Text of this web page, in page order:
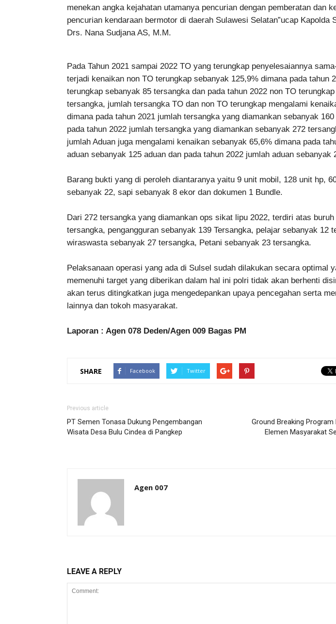
menekan angka kejahatan utamanya pencurian dengan pemberatan dan
pencurian kendaraan bermotor di daerah Sulawesi Selatan”ucap Kapolda
Drs. Nana Sudjana AS, M.M.
Pada Tahun 2021 sampai 2022 TO yang terungkap penyelesaiannya
terjadi kenaikan non TO terungkap sebanyak 125,9% dimana pada tahun
terungkap sebanyak 85 tersangka dan pada tahun 2022 non TO
tersangka, jumlah tersangka TO dan non TO terungkap mengalami
dimana pada tahun 2021 jumlah tersangka yang diamankan sebanyak
pada tahun 2022 jumlah tersangka yang diamankan sebanyak 272
jumlah Aduan juga mengalami kenaikan sebanyak 65,6% dimana pada
aduan sebanyak 125 aduan dan pada tahun 2022 jumlah aduan sebanyak
Barang bukti yang di peroleh diantaranya yaitu 9 unit mobil, 128 unit hp,
sebanyak 22, sapi sebanyak 8 ekor dan dokumen 1 Bundle.
Dari 272 tersangka yang diamankan ops sikat lipu 2022, terdiri atas
tersangka, pengangguran sebanyak 139 Tersangka, pelajar sebanyak 12
wiraswasta sebanyak 27 tersangka, Petani sebanyak 23 tersangka.
Pelaksanaan operasi yang ada di Sulsel sudah dilakukan secara optimal
memenuhi target yang diberikan dalam hal ini polri tidak akan berhenti
akan terus ditingkatkan juga mengedepankan upaya pencegahan serta
lainnya dan tokoh masyarakat.
Laporan : Agen 078 Deden/Agen 009 Bagas PM
SHARE Facebook Twitter
Previous article
PT Semen Tonasa Dukung Pengembangan
Wisata Desa Bulu Cindea di Pangkep
Ground Breaking Program
Elemen Masyarakat
Agen 007
LEAVE A REPLY